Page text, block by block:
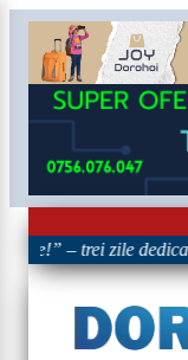
– trei zile